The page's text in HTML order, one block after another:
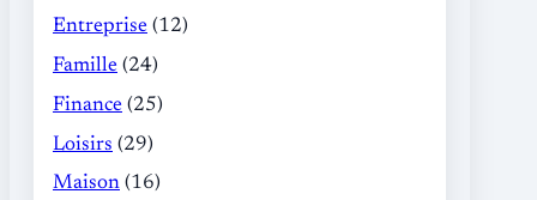
Entreprise (12)
Famille (24)
Finance (25)
Loisirs (29)
Maison (16)